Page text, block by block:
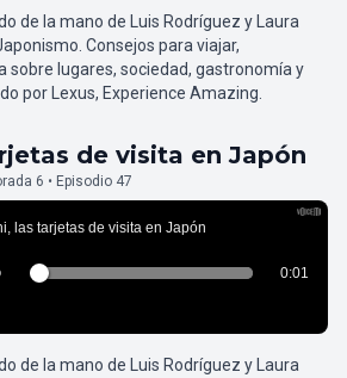
de la mano de Luis Rodríguez y Laura
Consejos para viajar,
sobre lugares, sociedad, gastronomía y
por Lexus, Experience Amazing.
de visita en Japón
6 • Episodio 47
de la mano de Luis Rodríguez y Laura